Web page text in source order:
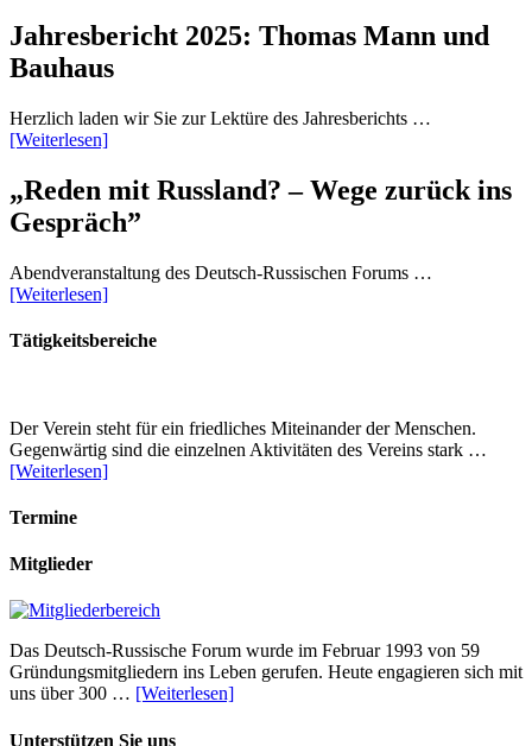
Jahresbericht 2025: Thomas Mann und
Bauhaus
Herzlich laden wir Sie zur Lektüre des Jahresberichts …
[Weiterlesen]
„Reden mit Russland? – Wege zurück ins
Gespräch”
Abendveranstaltung des Deutsch-Russischen Forums …
[Weiterlesen]
Tätigkeitsbereiche
Der Verein steht für ein friedliches Miteinander der Menschen.
Gegenwärtig sind die einzelnen Aktivitäten des Vereins stark …
[Weiterlesen]
Termine
Mitglieder
Das Deutsch-Russische Forum wurde im Februar 1993 von 59
Gründungsmitgliedern ins Leben gerufen. Heute engagieren sich mit
uns über 300 … [Weiterlesen]
Unterstützen Sie uns